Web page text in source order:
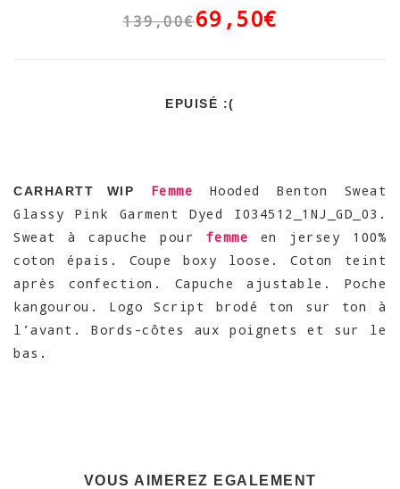
139,00€69,50€
EPUISÉ :(
CARHARTT WIP Femme Hooded Benton Sweat
Glassy Pink Garment Dyed I034512_1NJ_GD_03.
Sweat à capuche pour femme en jersey 100%
coton épais. Coupe boxy loose. Coton teint
après confection. Capuche ajustable. Poche
kangourou. Logo Script brodé ton sur ton à
l’avant. Bords-côtes aux poignets et sur le
bas.
VOUS AIMEREZ EGALEMENT